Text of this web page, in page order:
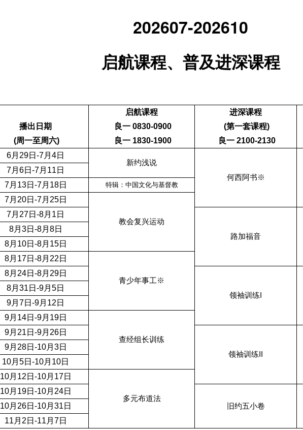
202607-202610
启航课程、普及进深课程
播出日期
(周一至周六)
启航课程
良一 0830-0900
良一 1830-1900
进深课程
(第一套课程)
良一 2100-2130
6月29日-7月4日
新约浅说
何西阿书※
7月6日-7月11日
7月13日-7月18日
特辑：中国文化与基督教
7月20日-7月25日
教会复兴运动
7月27日-8月1日
路加福音
8月3日-8月8日
8月10日-8月15日
8月17日-8月22日
青少年事工※
8月24日-8月29日
领袖训练I
8月31日-9月5日
9月7日-9月12日
9月14日-9月19日
查经组长训练
9月21日-9月26日
领袖训练II
9月28日-10月3日
10月5日-10月10日
10月12日-10月17日
多元布道法
10月19日-10月24日
旧约五小卷
10月26日-10月31日
11月2日-11月7日